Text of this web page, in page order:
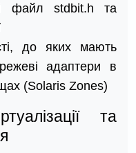
файл stdbit.h та
до яких мають
адаптери в
(Solaris Zones)
та